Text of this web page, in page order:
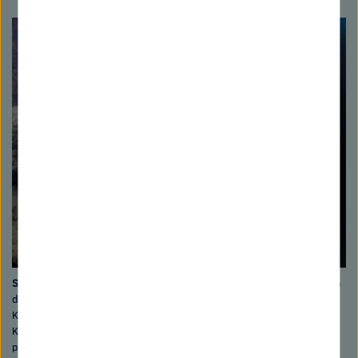
Sandabbau begräbt Korallen
Das Bild links zeigt ein Riff, auf dem sich
durch Sandabbau aufgewirbeltes Sediment abgelagert und die
Korallen unter sich begraben hat. Zum Vergleich rechts ein intaktes
Korallenriff. Bild links: Christian Lieberum/GEOMAR; Bild rechts:
picture alliance/Borut Furlan